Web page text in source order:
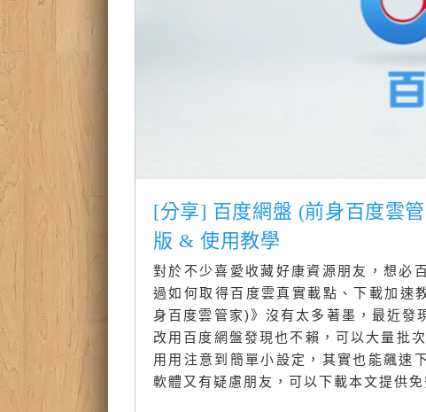
[分享] 百度網盤 (前身百度雲
版 & 使用教學
對於不少喜愛收藏好康資源朋友，想必
過如何取得百度雲真實載點、下載加速
身百度雲管家)》沒有太多著墨，最近發
改用百度網盤發現也不賴，可以大量批
用用注意到簡單小設定，其實也能飆速
軟體又有疑慮朋友，可以下載本文提供免